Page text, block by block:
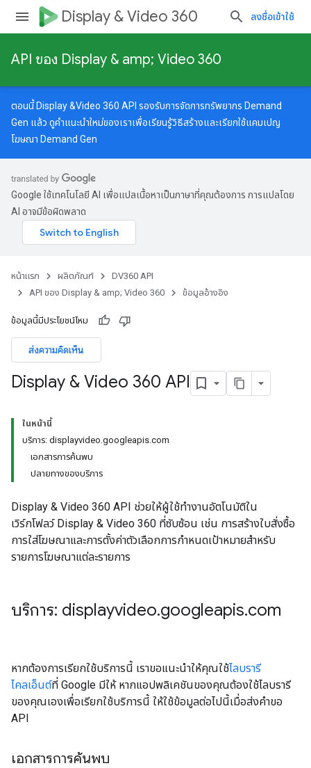
Display & Video 360 ลงชื่อเข้าใช้
API ของ Display & amp; Video 360
ตอนนี้ Display &Video 360 API รองรับการจัดการทรัพยากร Demand
Gen แล้ว ดูคำแนะนำใหม่ของเราเพื่อเรียนรู้วิธีสร้างและเรียกใช้แคมเปญ
โฆษณา Demand Gen
Google ใช้เทคโนโลยี AI เพื่อแปลเนื้อหาเป็นภาษาที่คุณต้องการ การแปลโดย
AI อาจมีข้อผิดพลาด
หน้าแรก ผลิตภัณฑ์
DV360 API
API ของ Display & amp; Video 360
ข้อมูลอ้างอิง
ข้อมูลนี้มีประโยชน์ไหม
ส่งความคิดเห็น
Display & Video 360 API
ในหน้านี้
บริการ: displayvideo.googleapis.com
เอกสารการค้นพบ
ปลายทางของบริการ
Display & Video 360 API ช่วยให้ผู้ใช้ทํางานอัตโนมัติใน
เวิร์กโฟลว์ Display & Video 360 ที่ซับซ้อน เช่น การสร้างใบสั่งซื้อ
การใส่โฆษณาและการตั้งค่าตัวเลือกการกําหนดเป้าหมายสําหรับ
รายการโฆษณาแต่ละรายการ
บริการ: displayvideo.googleapis.com
หากต้องการเรียกใช้บริการนี้ เราขอแนะนำให้คุณใช้ไลบรารี
ไคลเอ็นต์ที่ Google มีให้ หากแอปพลิเคชันของคุณต้องใช้ไลบรารี
ของคุณเองเพื่อเรียกใช้บริการนี้ ให้ใช้ข้อมูลต่อไปนี้เมื่อส่งคำขอ
API
เอกสารการค้นพบ